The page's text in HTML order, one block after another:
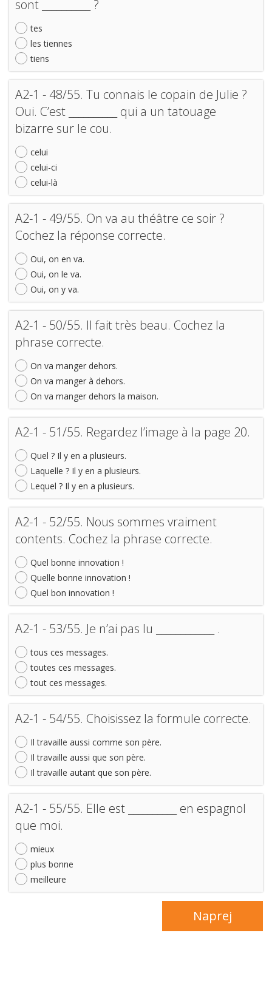
sont __________ ?
tes
les tiennes
tiens
A2-1 - 48/55. Tu connais le copain de Julie ?
Oui. C’est __________ qui a un tatouage
bizarre sur le cou.
celui
celui-ci
celui-là
A2-1 - 49/55. On va au théâtre ce soir ?
Cochez la réponse correcte.
Oui, on en va.
Oui, on le va.
Oui, on y va.
A2-1 - 50/55. Il fait très beau. Cochez la
phrase correcte.
On va manger dehors.
On va manger à dehors.
On va manger dehors la maison.
A2-1 - 51/55. Regardez l’image à la page 20.
Quel ? Il y en a plusieurs.
Laquelle ? Il y en a plusieurs.
Lequel ? Il y en a plusieurs.
A2-1 - 52/55. Nous sommes vraiment
contents. Cochez la phrase correcte.
Quel bonne innovation !
Quelle bonne innovation !
Quel bon innovation !
A2-1 - 53/55. Je n’ai pas lu ____________ .
tous ces messages.
toutes ces messages.
tout ces messages.
A2-1 - 54/55. Choisissez la formule correcte.
Il travaille aussi comme son père.
Il travaille aussi que son père.
Il travaille autant que son père.
A2-1 - 55/55. Elle est __________ en espagnol
que moi.
mieux
plus bonne
meilleure